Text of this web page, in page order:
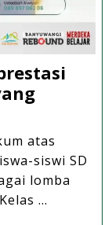
atas
siswi SD
lomba
...